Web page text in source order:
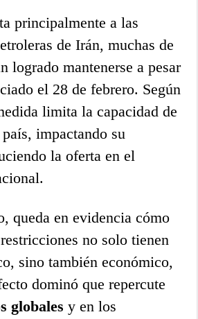
principalmente a las
de Irán, muchas de
logrado mantenerse a pesar
el 28 de febrero. Según
limita la capacidad de
impactando su
la oferta en el
queda en evidencia cómo
no solo tienen
sino también económico,
dominó que repercute
globales y en los